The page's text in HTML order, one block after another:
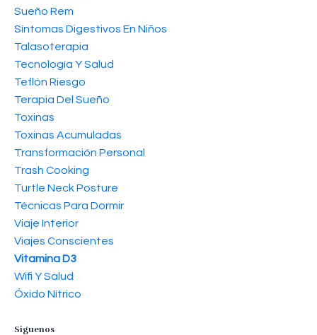
Sueño Rem
Síntomas Digestivos En Niños
Talasoterapia
Tecnología Y Salud
Teflón Riesgo
Terapia Del Sueño
Toxinas
Toxinas Acumuladas
Transformación Personal
Trash Cooking
Turtle Neck Posture
Técnicas Para Dormir
Viaje Interior
Viajes Conscientes
Vitamina D3
Wifi Y Salud
Óxido Nítrico
Siguenos